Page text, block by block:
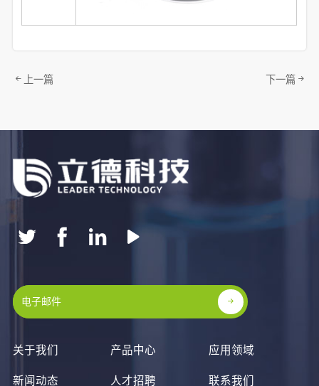
上一篇 下一篇
关于我们 产品中心 应用领域
新闻动态 人才招聘 联系我们